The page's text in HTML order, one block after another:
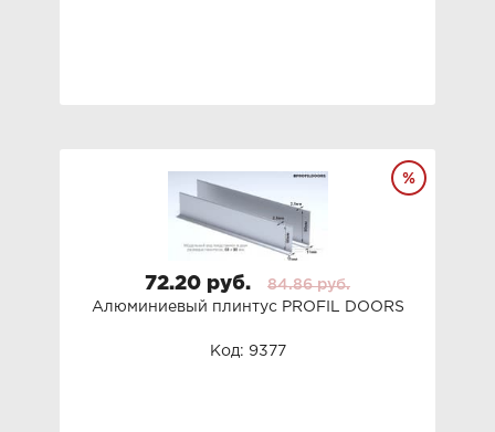
72.20 руб.
84.86 руб.
Алюминиевый плинтус PROFIL DOORS
Код: 9377